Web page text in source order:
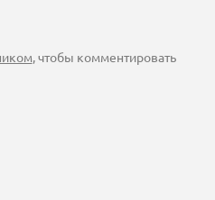
, чтобы комментировать